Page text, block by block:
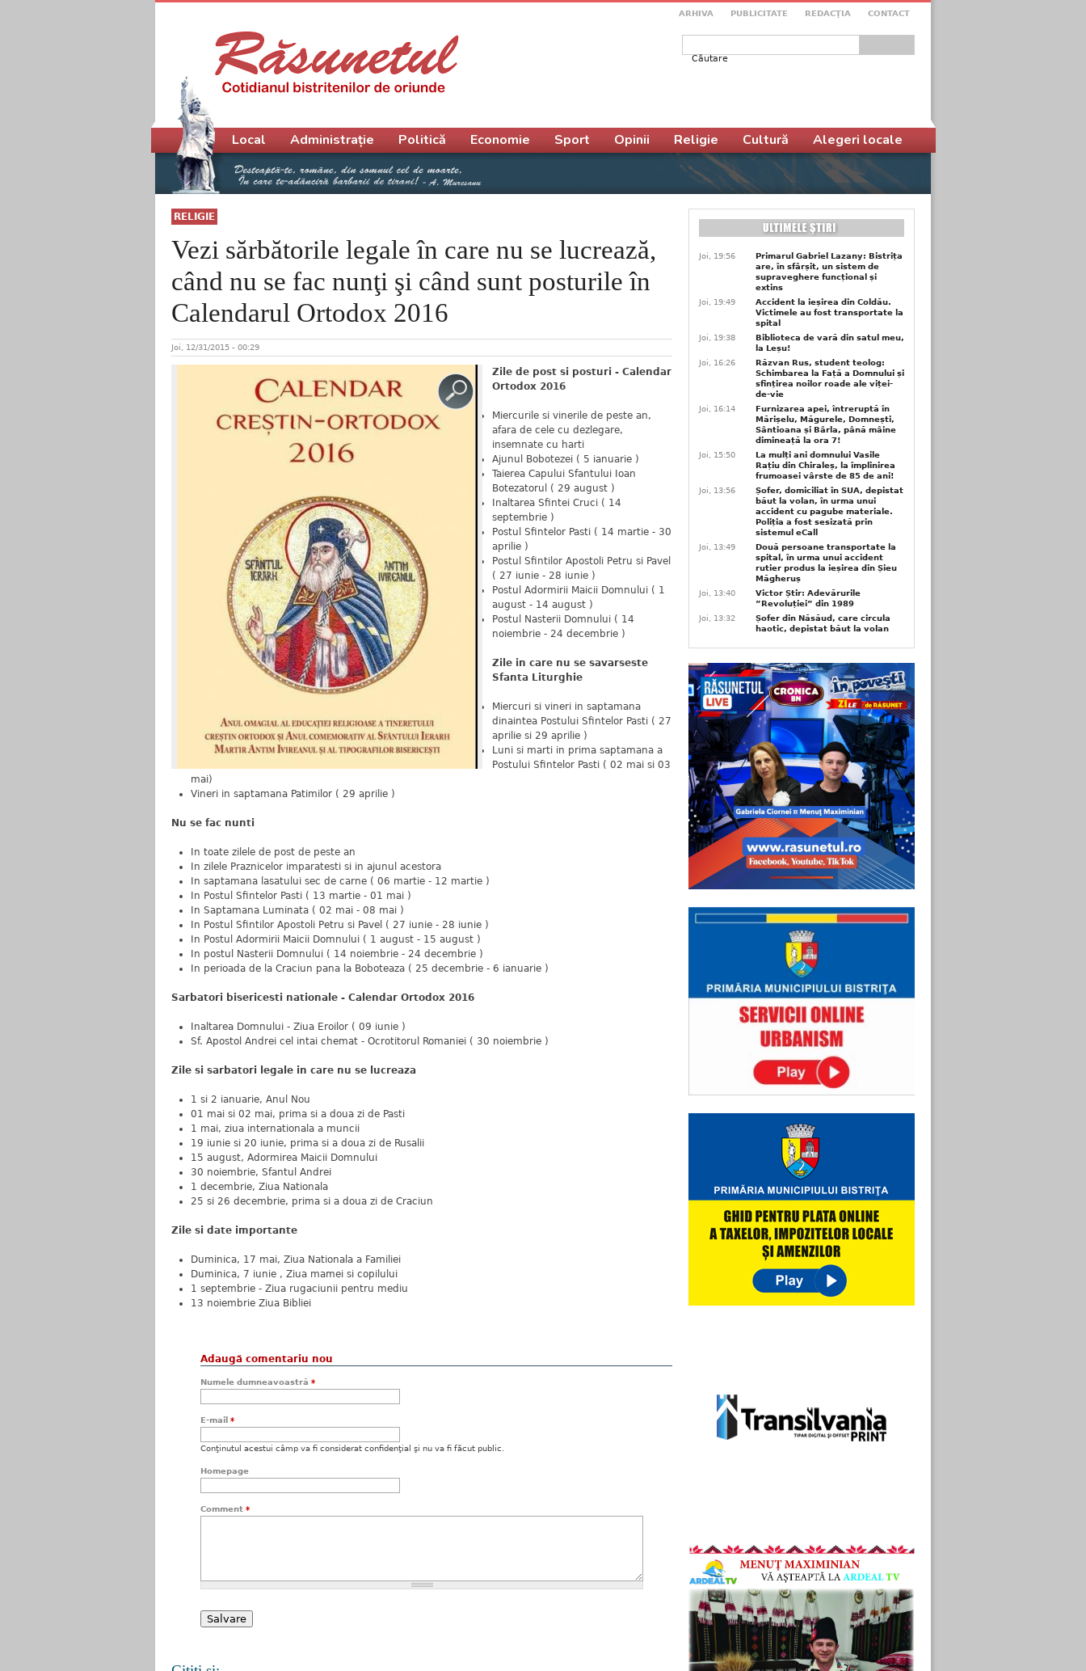
ARHIVA PUBLICITATE REDACŢIA CONTACT
Formular de căutare
RELIGIE
Vezi sărbătorile legale în care nu se lucrează,
când nu se fac nunţi şi când sunt posturile în
Calendarul Ortodox 2016
Joi, 12/31/2015 - 00:29
Zile de post si posturi - Calendar
Ortodox 2016
Miercurile si vinerile de peste an,
afara de cele cu dezlegare,
insemnate cu harti
Ajunul Bobotezei ( 5 ianuarie )
Taierea Capului Sfantului Ioan
Botezatorul ( 29 august )
Inaltarea Sfintei Cruci ( 14
septembrie )
Postul Sfintelor Pasti ( 14 martie - 30
aprilie )
Postul Sfintilor Apostoli Petru si Pavel
( 27 iunie - 28 iunie )
Postul Adormirii Maicii Domnului ( 1
august - 14 august )
Postul Nasterii Domnului ( 14
noiembrie - 24 decembrie )
Zile in care nu se savarseste
Sfanta Liturghie
Miercuri si vineri in saptamana
dinaintea Postului Sfintelor Pasti ( 27
aprilie si 29 aprilie )
Luni si marti in prima saptamana a
Postului Sfintelor Pasti ( 02 mai si 03
mai)
Vineri in saptamana Patimilor ( 29 aprilie )
Nu se fac nunti
In toate zilele de post de peste an
In zilele Praznicelor imparatesti si in ajunul acestora
In saptamana lasatului sec de carne ( 06 martie - 12 martie )
In Postul Sfintelor Pasti ( 13 martie - 01 mai )
In Saptamana Luminata ( 02 mai - 08 mai )
In Postul Sfintilor Apostoli Petru si Pavel ( 27 iunie - 28 iunie )
In Postul Adormirii Maicii Domnului ( 1 august - 15 august )
In postul Nasterii Domnului ( 14 noiembrie - 24 decembrie )
In perioada de la Craciun pana la Boboteaza ( 25 decembrie - 6 ianuarie )
Sarbatori bisericesti nationale - Calendar Ortodox 2016
Inaltarea Domnului - Ziua Eroilor ( 09 iunie )
Sf. Apostol Andrei cel intai chemat - Ocrotitorul Romaniei ( 30 noiembrie )
Zile si sarbatori legale in care nu se lucreaza
1 si 2 ianuarie, Anul Nou
01 mai si 02 mai, prima si a doua zi de Pasti
1 mai, ziua internationala a muncii
19 iunie si 20 iunie, prima si a doua zi de Rusalii
15 august, Adormirea Maicii Domnului
30 noiembrie, Sfantul Andrei
1 decembrie, Ziua Nationala
25 si 26 decembrie, prima si a doua zi de Craciun
Zile si date importante
Duminica, 17 mai, Ziua Nationala a Familiei
Duminica, 7 iunie , Ziua mamei si copilului
1 septembrie - Ziua rugaciunii pentru mediu
13 noiembrie Ziua Bibliei
Adaugă comentariu nou
Numele dumneavoastră *
E-mail *
Conţinutul acestui câmp va fi considerat confidenţial şi nu va fi făcut public.
Homepage
Comment *
Meniu principal
Local Administrație Politică Economie Sport Opinii Religie Cultură Alegeri locale
Joi, 19:56
Primarul Gabriel Lazany: Bistrița
are, în sfârșit, un sistem de
supraveghere funcțional și
extins
Joi, 19:49
Accident la ieșirea din Coldău.
Victimele au fost transportate la
spital
Joi, 19:38
Biblioteca de vară din satul meu,
la Leșu!
Joi, 16:26
Răzvan Rus, student teolog:
Schimbarea la Față a Domnului și
sfințirea noilor roade ale viței-
de-vie
Joi, 16:14
Furnizarea apei, întreruptă în
Mărișelu, Măgurele, Domnești,
Sântioana și Bârla, până mâine
dimineață la ora 7!
Joi, 15:50
La mulți ani domnului Vasile
Rațiu din Chiraleș, la împlinirea
frumoasei vârste de 85 de ani!
Joi, 13:56
Șofer, domiciliat în SUA, depistat
băut la volan, în urma unui
accident cu pagube materiale.
Poliția a fost sesizată prin
sistemul eCall
Joi, 13:49
Două persoane transportate la
spital, în urma unui accident
rutier produs la ieșirea din Șieu
Măgheruș
Joi, 13:40
Victor Știr: Adevărurile
”Revoluției” din 1989
Joi, 13:32
Șofer din Năsăud, care circula
haotic, depistat băut la volan